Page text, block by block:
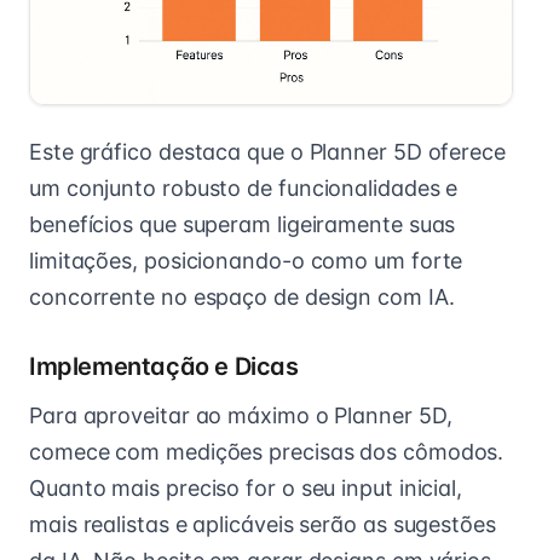
Este gráfico destaca que o Planner 5D oferece
um conjunto robusto de funcionalidades e
benefícios que superam ligeiramente suas
limitações, posicionando-o como um forte
concorrente no espaço de design com IA.
Implementação e Dicas
Para aproveitar ao máximo o Planner 5D,
comece com medições precisas dos cômodos.
Quanto mais preciso for o seu input inicial,
mais realistas e aplicáveis serão as sugestões